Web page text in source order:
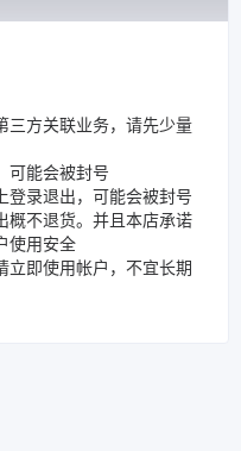
三方关联业务，请先少量
可能会被封号
登录退出，可能会被封号
概不退货。并且本店承诺
使用安全
立即使用帐户，不宜长期